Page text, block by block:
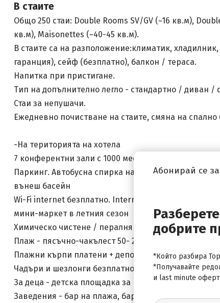
В стаите
Общо 250 стаи: Double Rooms SV/GV (~16 кв.м),
кв.м), Maisonettes (~40-45 кв.м).
В стаите са на разположение:климатик,
гаранция), сейф (безплатно), балкон / тераса.
Напитка при пристигане.
Тип на допълнително легло - стандартно / диван /
Стаи за непушачи.
Ежедневно почистване на стаите, смяна на
-На територията на хотела
7 конферентни зали с 1000 места (800 кв. М).
Паркинг. Автобусна спирка на 300 м
вънеш басейн
Wi-Fi internet безплатно. Internet corner платено
мини-маркет в летния сезон
Химическо чистене / пералня платени
Плаж - пясъчно-чакълест 50- 200 м., през улица
Плажни кърпи платени + депозит, смяна всеки ден
Чадъри и шезлонги безплатно
За деца - детска площадка за игра люлки,
Заведения - бар на плажа, бар на баесйна,
Абонирай се
добрите
*Който разбира
*Получавайте
и last minute